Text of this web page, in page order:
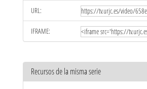
URL:
IFRAME:
Recursos de la misma serie